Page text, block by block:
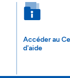
Accéder au
d'aide